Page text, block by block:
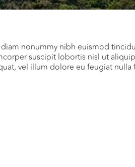
nonummy nibh euismod
suscipit lobortis nisl ut
vel illum dolore eu feugiat